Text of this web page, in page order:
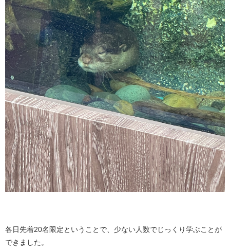
各日先着20名限定ということで、少ない人数でじっくり学ぶことが
できました。